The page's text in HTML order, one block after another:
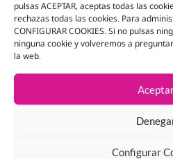
pulsas ACEPTAR, aceptas todas las
rechazas todas las cookies. Para
CONFIGURAR COOKIES. Si no pulsas
ninguna cookie y volveremos a
la web.
Configurar
Productos